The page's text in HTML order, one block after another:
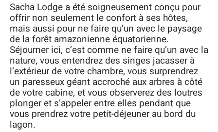
Sacha Lodge a été soigneusement conçu pour
offrir non seulement le confort à ses hôtes,
mais aussi pour ne faire qu’un avec le paysage
de la forêt amazonienne équatorienne.
Séjourner ici, c’est comme ne faire qu’un avec la
nature, vous entendrez des singes jacasser à
l’extérieur de votre chambre, vous surprendrez
un paresseux géant accroché aux arbres à côté
de votre cabine, et vous observerez des loutres
plonger et s’appeler entre elles pendant que
vous prendrez votre petit-déjeuner au bord du
lagon.